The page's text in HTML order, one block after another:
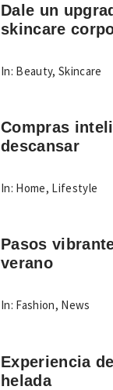
Dale un
skincare
In: Beauty,Skincare
Compras
descansar
In: Home, Lifestyle
Pasos
verano
In: Fashion, News
Experiencia
helada